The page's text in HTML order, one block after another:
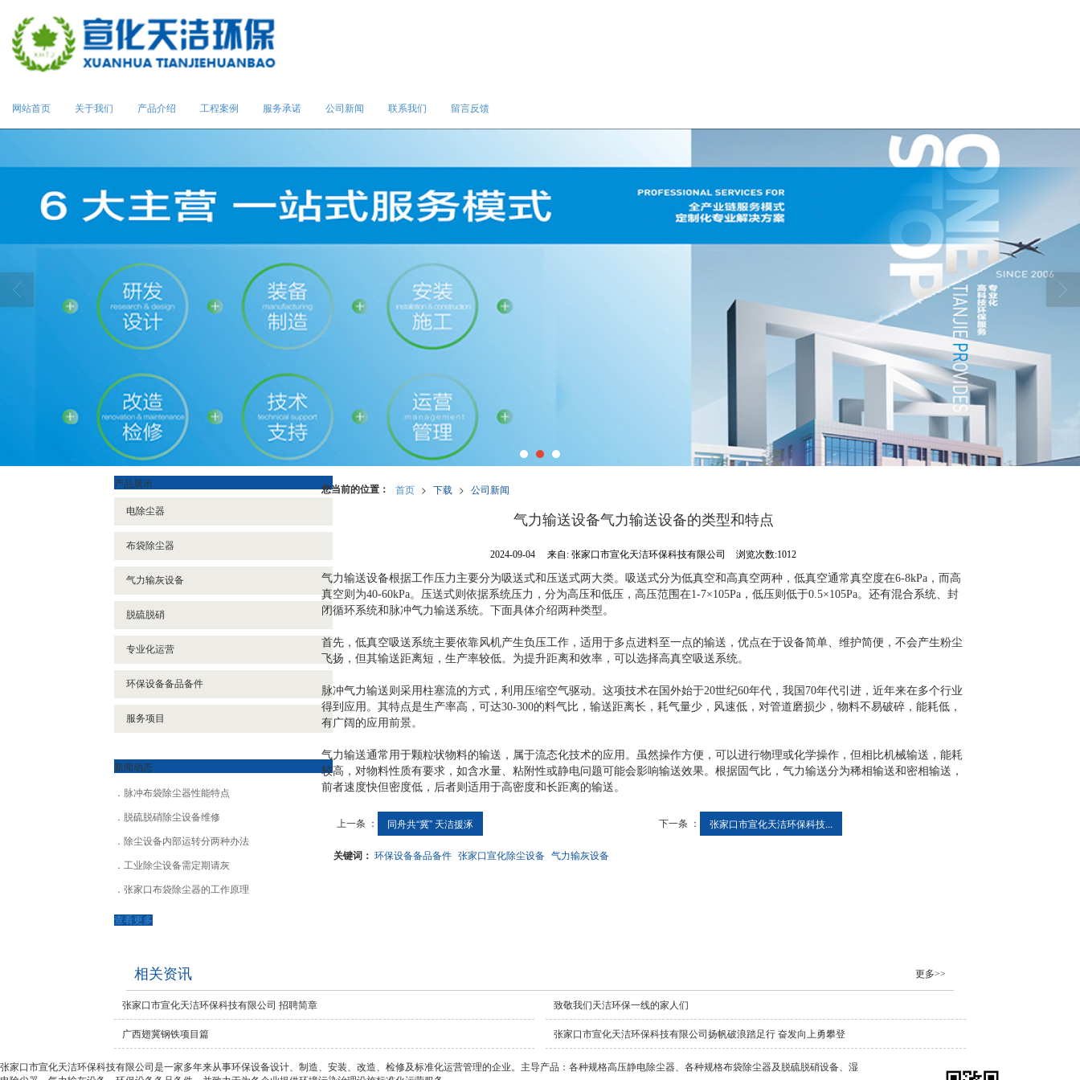
网站首页 关于我们 产品介绍 工程案例 服务承诺 公司新闻 联系我们 留言反馈
您当前的位置： 首页 > 下载 > 公司新闻
气力输送设备气力输送设备的类型和特点
2024-09-04 来自:张家口市宣化天洁环保科技有限公司 浏览次数:1012
气力输送设备根据工作压力主要分为吸送式和压送式两大类。吸送式分为低真空和高真空两种，低真空通常真空度在6-8kPa，而高
真空则为40-60kPa。压送式则依据系统压力，分为高压和低压，高压范围在1-7×105Pa，低压则低于0.5×105Pa。还有混合系统、封
闭循环系统和脉冲气力输送系统。下面具体介绍两种类型。
首先，低真空吸送系统主要依靠风机产生负压工作，适用于多点进料至一点的输送，优点在于设备简单、维护简便，不会产生粉尘
飞扬，但其输送距离短，生产率较低。为提升距离和效率，可以选择高真空吸送系统。
脉冲气力输送则采用柱塞流的方式，利用压缩空气驱动。这项技术在国外始于20世纪60年代，我国70年代引进，近年来在多个行业
得到应用。其特点是生产率高，可达30-300的料气比，输送距离长，耗气量少，风速低，对管道磨损少，物料不易破碎，能耗低，
有广阔的应用前景。
气力输送通常用于颗粒状物料的输送，属于流态化技术的应用。虽然操作方便，可以进行物理或化学操作，但相比机械输送，能耗
较高，对物料性质有要求，如含水量、粘附性或静电问题可能会影响输送效果。根据固气比，气力输送分为稀相输送和密相输送，
前者速度快但密度低，后者则适用于高密度和长距离的输送。
上一条 ： 同舟共“冀” 天洁援涿 下一条 ： 张家口市宣化天洁环保科技...
关键词： 环保设备备品备件 张家口宣化除尘设备 气力输灰设备
产品展示
电除尘器
布袋除尘器
气力输灰设备
脱硫脱硝
专业化运营
环保设备备品备件
服务项目
新闻动态
脉冲布袋除尘器性能特点
脱硫脱硝除尘设备维修
除尘设备内部运转分两种办法
工业除尘设备需定期请灰
张家口布袋除尘器的工作原理
查看更多
相关资讯 更多>>
张家口市宣化天洁环保科技有限公司 招聘简章 致敬我们天洁环保一线的家人们
广西翅冀钢铁项目篇 张家口市宣化天洁环保科技有限公司扬帆破浪踏足行 奋发向上勇攀登
张家口市宣化天洁环保科技有限公司是一家多年来从事环保设备设计、制造、安装、改造、检修及标准化运营管理的企业。主导产品：各种规格高压静电除尘器、各种规格布袋除尘器及脱硫脱硝设备、湿